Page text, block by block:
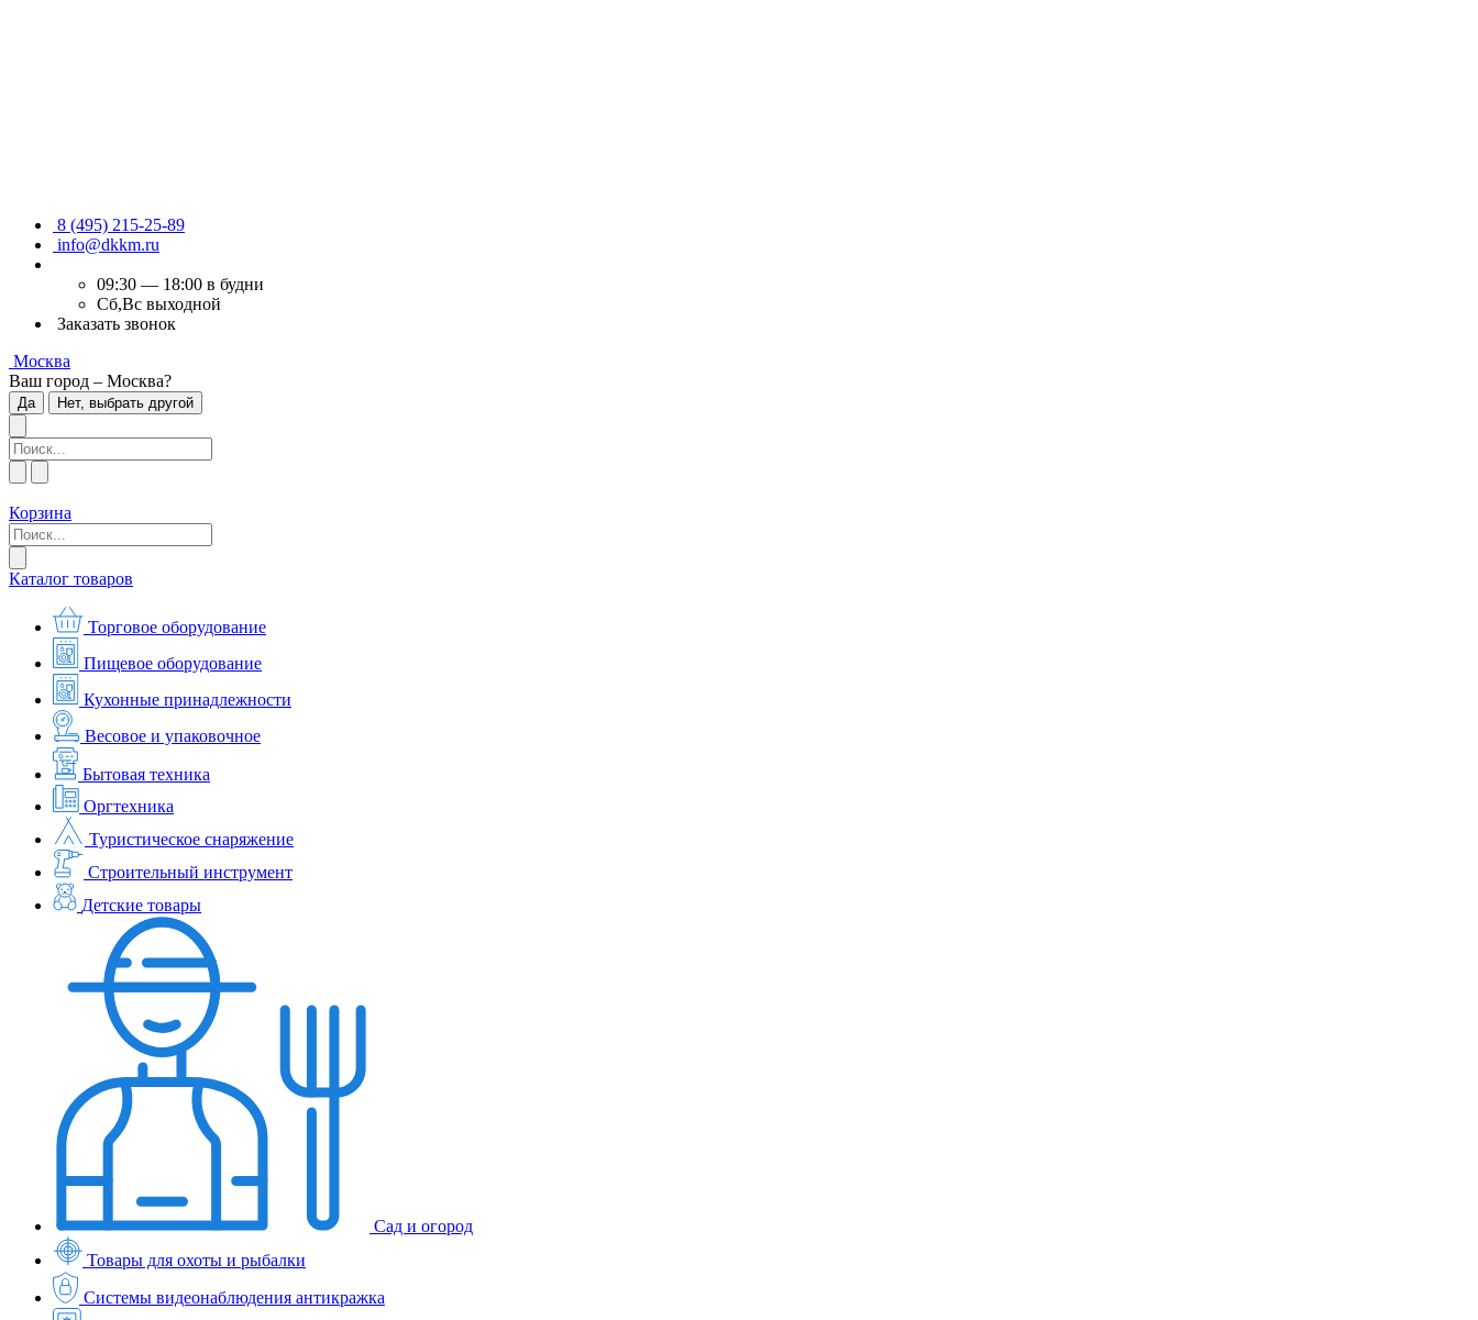
8 (495) 215-25-89
info@dkkm.ru
09:30 — 18:00 в будни
Сб,Вс выходной
Заказать звонок
Москва
Ваш город – Москва?
Да Нет, выбрать другой
Корзина
Каталог товаров
Торговое оборудование
Пищевое оборудование
Кухонные принадлежности
Весовое и упаковочное
Бытовая техника
Оргтехника
Туристическое снаряжение
Строительный инструмент
Детские товары
Сад и огород
Товары для охоты и рыбалки
Системы видеонаблюдения антикражка